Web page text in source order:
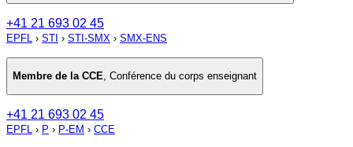
+41 21 693 02 45
EPFL › STI › STI-SMX › SMX-ENS
Membre de la CCE, Conférence du corps enseignant
+41 21 693 02 45
EPFL › P › P-EM › CCE